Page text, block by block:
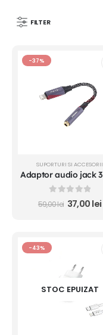
FILTER
-37%
SUPORTURI SI ACCESORII
out of 5
59,00lei 37,00lei
-43%
STOC EPUIZAT